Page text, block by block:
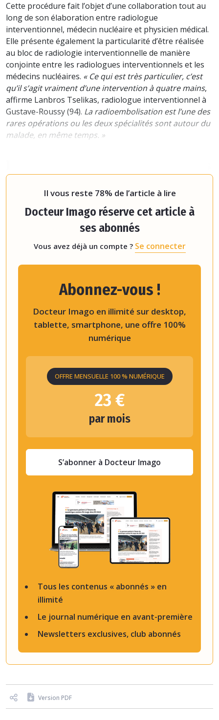
Cette procédure fait l’objet d’une collaboration tout au
long de son élaboration entre radiologue
interventionnel, médecin nucléaire et physicien médical.
Elle présente également la particularité d’être réalisée
au bloc de radiologie interventionnelle de manière
conjointe entre les radiologues interventionnels et les
médecins nucléaires. « Ce qui est très particulier, c’est
qu’il s’agit vraiment d’une intervention à quatre mains,
affirme Lanbros Tselikas, radiologue interventionnel à
Gustave-Roussy (94). La radioembolisation est l’une des
rares opérations ou les deux spécialités sont autour du
malade, en même temps. »
dans les artères du foie
Il vous reste 78% de l’article à lire
Docteur Imago réserve cet article à
ses abonnés
Vous avez déjà un compte ? Se connecter
Tous les contenus « abonnés » en
illimité
Le journal numérique en avant-première
Newsletters exclusives, club abonnés
Abonnez-vous !
Docteur Imago en illimité sur desktop,
tablette, smartphone, une offre 100%
numérique
OFFRE MENSUELLE 100 % NUMÉRIQUE
23 €
par mois
S’abonner à Docteur Imago
Version PDF